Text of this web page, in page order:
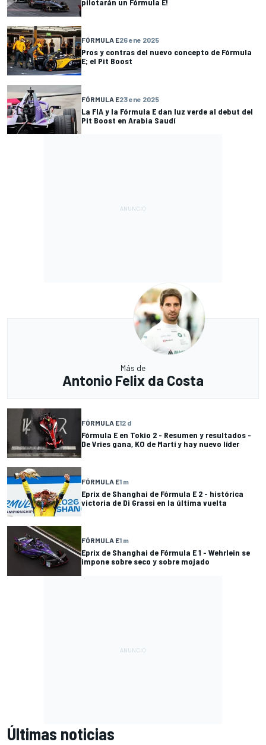
pilotarán un Fórmula E!
FÓRMULA E26 ene 2025
Pros y contras del nuevo concepto de Fórmula
E; el Pit Boost
FÓRMULA E23 ene 2025
La FIA y la Fórmula E dan luz verde al debut del
Pit Boost en Arabia Saudí
Más de
Antonio Felix da Costa
FÓRMULA E12 d
Fórmula E en Tokio 2 - Resumen y resultados -
De Vries gana, KO de Martí y hay nuevo líder
FÓRMULA E1 m
Eprix de Shanghai de Fórmula E 2 - histórica
victoria de Di Grassi en la última vuelta
FÓRMULA E1 m
Eprix de Shanghai de Fórmula E 1 - Wehrlein se
impone sobre seco y sobre mojado
Últimas noticias